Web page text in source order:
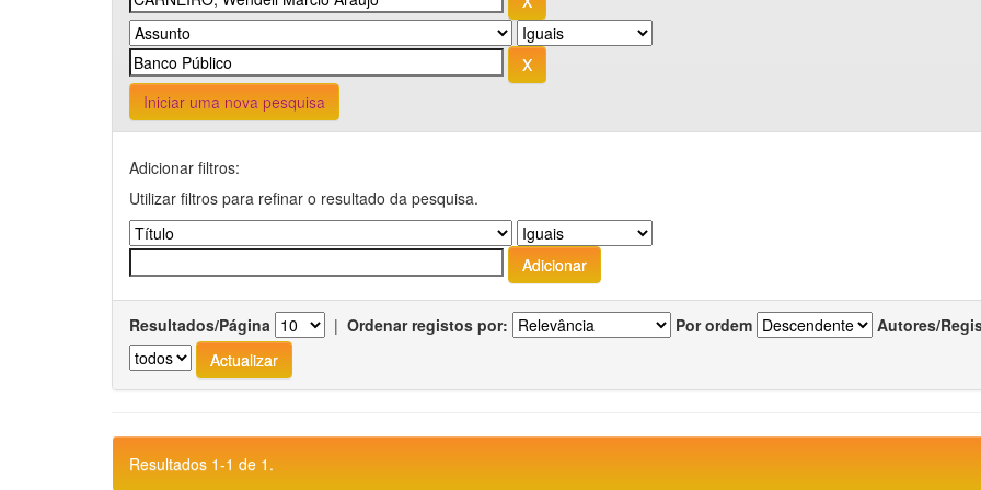
Iniciar uma nova pesquisa
Adicionar filtros:
Utilizar filtros para refinar o resultado da pesquisa.
Resultados/Página | Ordenar registos por: Por ordem Autores/
Resultados 1-1 de 1.